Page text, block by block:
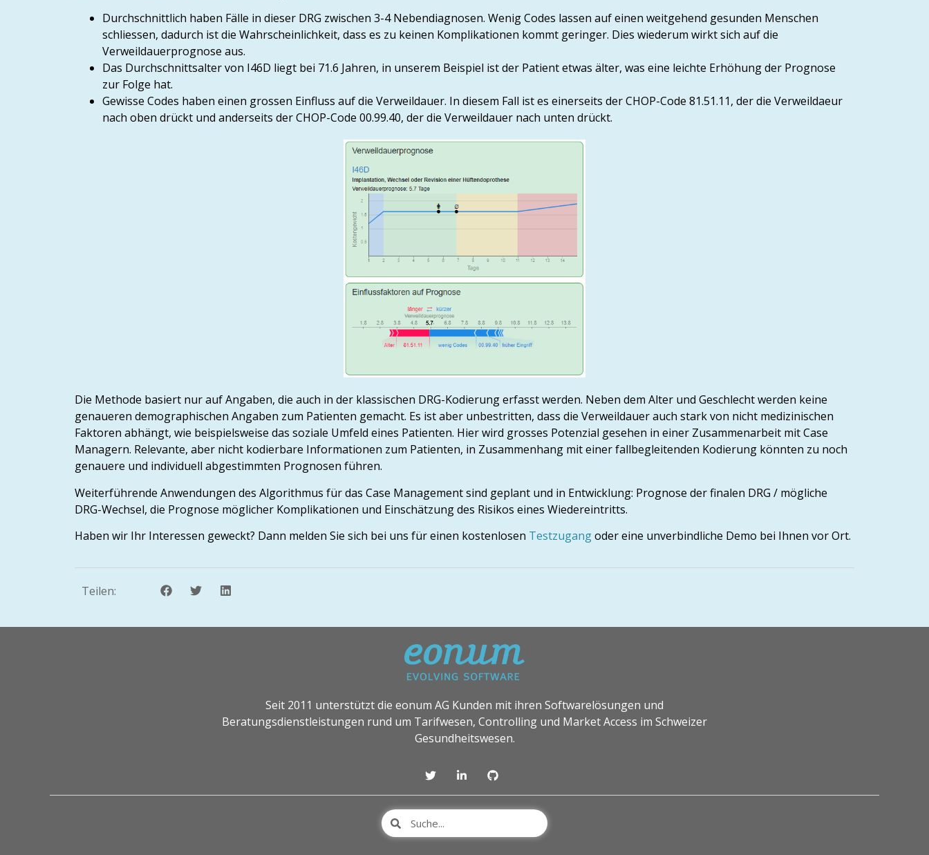
Durchschnittlich haben Fälle in dieser DRG zwischen 3-4 Nebendiagnosen. Wenig Codes lassen auf einen weitgehend gesunden Menschen
schliessen, dadurch ist die Wahrscheinlichkeit, dass es zu keinen Komplikationen kommt geringer. Dies wiederum wirkt sich auf die
Verweildauerprognose aus.
Das Durchschnittsalter von I46D liegt bei 71.6 Jahren, in unserem Beispiel ist der Patient etwas älter, was eine leichte Erhöhung der Prognose
zur Folge hat.
Gewisse Codes haben einen grossen Einfluss auf die Verweildauer. In diesem Fall ist es einerseits der CHOP-Code 81.51.11, der die Verweildaeur
nach oben drückt und anderseits der CHOP-Code 00.99.40, der die Verweildauer nach unten drückt.
Die Methode basiert nur auf Angaben, die auch in der klassischen DRG-Kodierung erfasst werden. Neben dem Alter und Geschlecht werden keine
genaueren demographischen Angaben zum Patienten gemacht. Es ist aber unbestritten, dass die Verweildauer auch stark von nicht medizinischen
Faktoren abhängt, wie beispielsweise das soziale Umfeld eines Patienten. Hier wird grosses Potenzial gesehen in einer Zusammenarbeit mit Case
Managern. Relevante, aber nicht kodierbare Informationen zum Patienten, in Zusammenhang mit einer fallbegleitenden Kodierung könnten zu noch
genauere und individuell abgestimmten Prognosen führen.
Weiterführende Anwendungen des Algorithmus für das Case Management sind geplant und in Entwicklung: Prognose der finalen DRG / mögliche
DRG-Wechsel, die Prognose möglicher Komplikationen und Einschätzung des Risikos eines Wiedereintritts.
Haben wir Ihr Interessen geweckt? Dann melden Sie sich bei uns für einen kostenlosen Testzugangoder eine unverbindliche Demo bei Ihnen vor Ort.
Teilen:
Seit 2011 unterstützt die eonum AG Kunden mit ihren Softwarelösungen und
Beratungsdienstleistungen rund um Tarifwesen, Controlling und Market Access im Schweizer
Gesundheitswesen.